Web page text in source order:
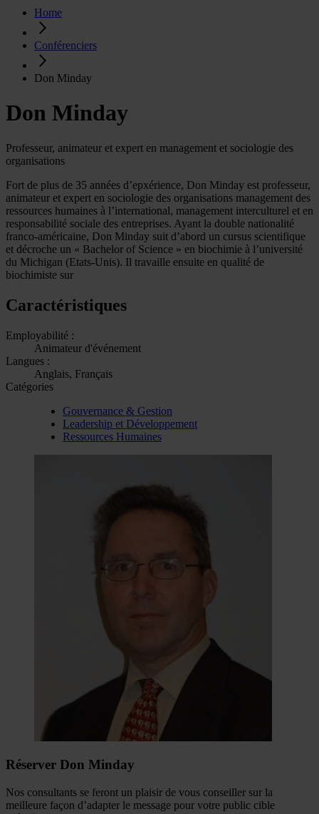
Home
Conférenciers
Don Minday
Don Minday
Professeur, animateur et expert en management et sociologie des
organisations
Fort de plus de 35 années d’epxérience, Don Minday est professeur,
animateur et expert en sociologie des organisations management des
ressources humaines à l’international, management interculturel et en
responsabilité sociale des entreprises. Ayant la double nationalité
franco-américaine, Don Minday suit d’abord un cursus scientifique
et décroche un « Bachelor of Science » en biochimie à l’université
du Michigan (Etats-Unis). Il travaille ensuite en qualité de
biochimiste sur
Caractéristiques
Employabilité :
Animateur d'événement
Langues :
Anglais, Français
Catégories
Gouvernance & Gestion
Leadership et Développement
Ressources Humaines
Réserver Don Minday
Nos consultants se feront un plaisir de vous conseiller sur la
meilleure façon d’adapter le message pour votre public cible